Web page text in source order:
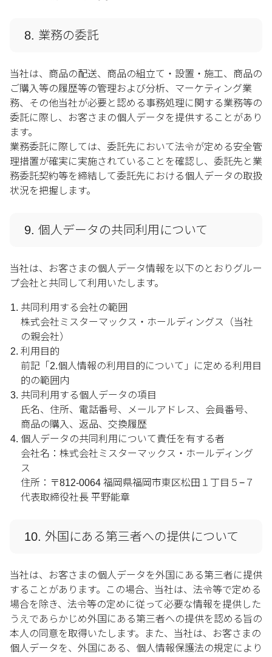
8. 業務の委託
当社は、商品の配送、商品の組立て・設置・施工、商品の
ご購入等の履歴等の管理および分析、マーケティング業
務、その他当社が必要と認める事務処理に関する業務等の
委託に際し、お客さまの個人データを提供することがあり
ます。
業務委託に際しては、委託先において法令が定める安全管
理措置が確実に実施されていることを確認し、委託先と業
務委託契約等を締結して委託先における個人データの取扱
状況を把握します。
9. 個人データの共同利用について
当社は、お客さまの個人データ情報を以下のとおりグルー
プ会社と共同して利用いたします。
共同利用する会社の範囲
株式会社ミスターマックス・ホールディングス（当社
の親会社）
利用目的
前記「2.個人情報の利用目的について」に定める利用目
的の範囲内
共同利用する個人データの項目
氏名、住所、電話番号、メールアドレス、会員番号、
商品の購入、返品、交換履歴
個人データの共同利用について責任を有する者
会社名：株式会社ミスターマックス・ホールディング
ス
住所：〒812-0064 福岡県福岡市東区松田１丁目５−７
代表取締役社長 平野能章
10. 外国にある第三者への提供について
当社は、お客さまの個人データを外国にある第三者に提供
することがあります。この場合、当社は、法令等で定める
場合を除き、法令等の定めに従って必要な情報を提供した
うえであらかじめ外国にある第三者への提供を認める旨の
本人の同意を取得いたします。また、当社は、お客さまの
個人データを、外国にある、個人情報保護法の規定により